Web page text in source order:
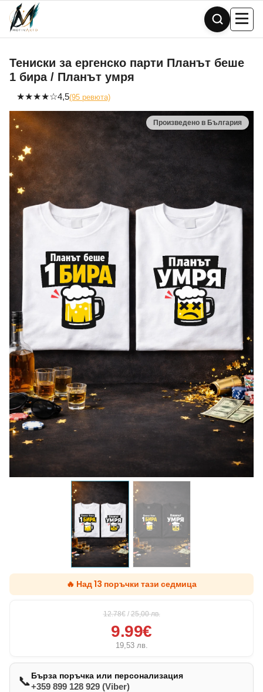
Skip
content
Тениски за ергенско парти Планът беше
1 бира / Планът умря
★★★★☆4,5(95 ревюта)
🔥 Над 13 поръчки тази седмица
12.78€ / 25,00лв.
9.99€
19,53 лв.
📞Бърза поръчка или персонализация
+359 899 128 929 (Viber)